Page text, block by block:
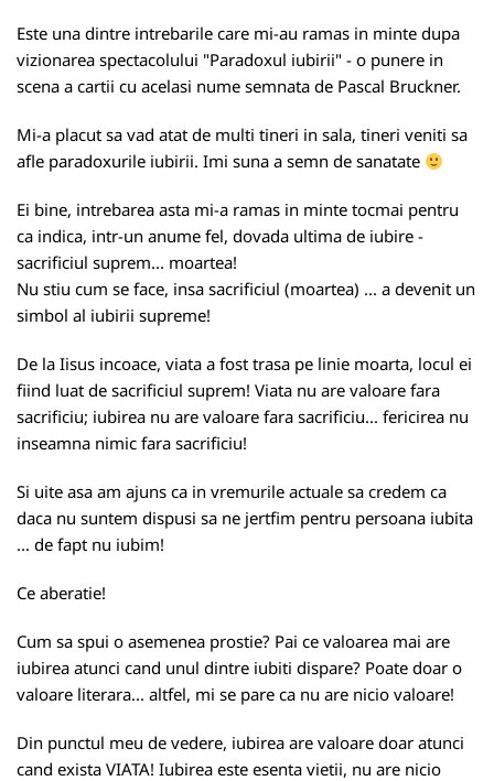
Este una dintre intrebarile care mi-au ramas in minte dupa
vizionarea spectacolului "Paradoxul iubirii" - o punere in
scena a cartii cu acelasi nume semnata de Pascal Bruckner.
Mi-a placut sa vad atat de multi tineri in sala, tineri veniti sa
afle paradoxurile iubirii. Imi suna a semn de sanatate
Ei bine, intrebarea asta mi-a ramas in minte tocmai pentru
ca indica, intr-un anume fel, dovada ultima de iubire -
sacrificiul suprem... moartea!
Nu stiu cum se face, insa sacrificiul (moartea) ... a devenit un
simbol al iubirii supreme!
De la Iisus incoace, viata a fost trasa pe linie moarta, locul ei
fiind luat de sacrificiul suprem! Viata nu are valoare fara
sacrificiu; iubirea nu are valoare fara sacrificiu... fericirea nu
inseamna nimic fara sacrificiu!
Si uite asa am ajuns ca in vremurile actuale sa credem ca
daca nu suntem dispusi sa ne jertfim pentru persoana iubita
... de fapt nu iubim!
Ce aberatie!
Cum sa spui o asemenea prostie? Pai ce valoarea mai are
iubirea atunci cand unul dintre iubiti dispare? Poate doar o
valoare literara... altfel, mi se pare ca nu are nicio valoare!
Din punctul meu de vedere, iubirea are valoare doar atunci
cand exista VIATA! Iubirea este esenta vietii, nu are nicio